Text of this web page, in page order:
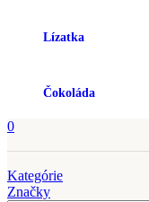
Lízatka
Čokoláda
0
Kategórie
Značky